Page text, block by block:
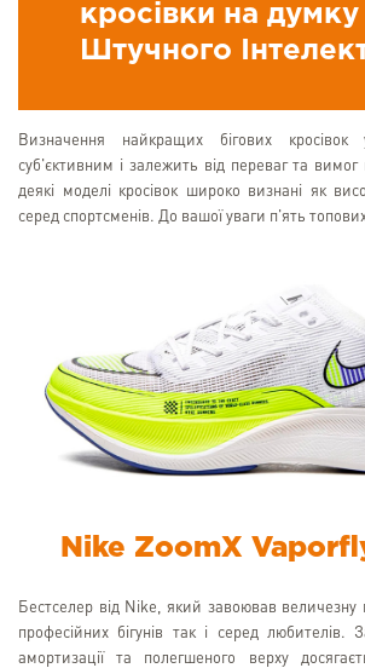
кросівки на думку
Штучного
Визначення найкращих бігових
суб'єктивним і залежить від переваг та вимог
деякі моделі кросівок широко визнані як
серед спортсменів. До вашої уваги п'ять топових
Nike ZoomX
Бестселер від Nike, який завоював величезну
професійних бігунів так і серед любителів.
амортизації та полегшеного верху